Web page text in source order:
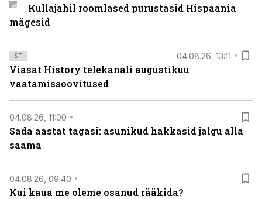
Kullajahil roomlased purustasid Hispaania
mägesid
ST 04.08.26, 13:11
Viasat History telekanali augustikuu
vaatamissoovitused
04.08.26, 11:00
Sada aastat tagasi: asunikud hakkasid jalgu alla
saama
04.08.26, 09:40
Kui kaua me oleme osanud rääkida?